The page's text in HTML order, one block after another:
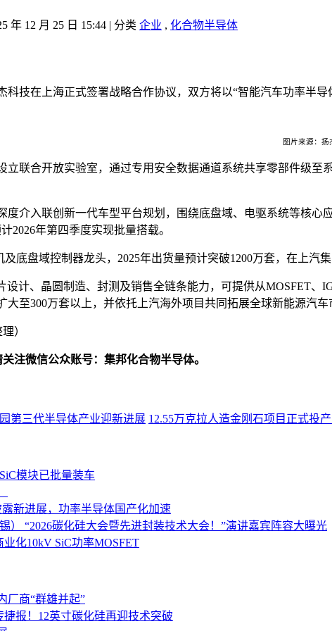
年 12 月 25 日 15:44 | 分类 企业 , 化合物半导体
科技在上海正式签署战略合作协议，双方将以“智能汽车功率半
图片来源：扬
立联合开放实验室，通过专用安全数据通道系统共享零部件级
度介入联创新一代车型平台规划，围绕底盘域、电驱系统等核
2026年第四季度实现批量搭载。
底盘域控制器龙头，2025年出货量预计突破1200万套，在上
设计、晶圆制造、封测及销售全链条能力，可提供从MOSFET
大至300万套以上，并依托上汽海外项目共同拓展全球新能源汽车
）
注微信公众账号：集邦化合物半导体。
第三代半导体产业迎新进展 12.55万克拉人造金刚石项目正式投产
模块已批量装车
新进展，功率半导体国产化加速
） “2026碳化硅大会暨先进封装技术大会！”演讲嘉宾阵容大曝光
业化10kV SiC功率MOSFET
厂商“群雄并起”
捷报！12英寸碳化硅再迎技术突破